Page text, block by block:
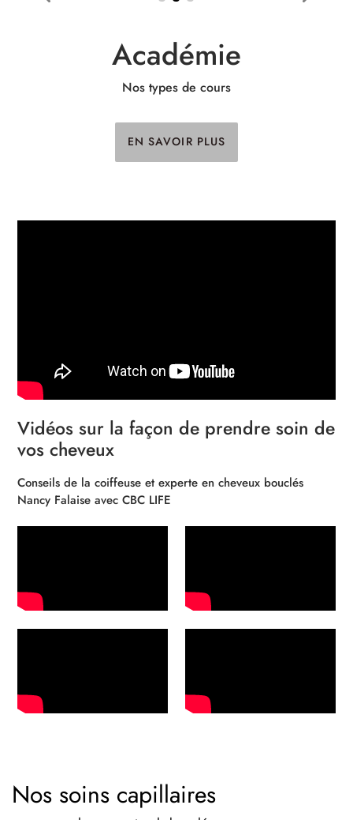
Académie
Nos types de cours
EN SAVOIR PLUS
Vidéos sur la façon de prendre soin de
vos cheveux
Conseils de la coiffeuse et experte en cheveux bouclés
Nancy Falaise avec CBC LIFE
Nos soins capillaires